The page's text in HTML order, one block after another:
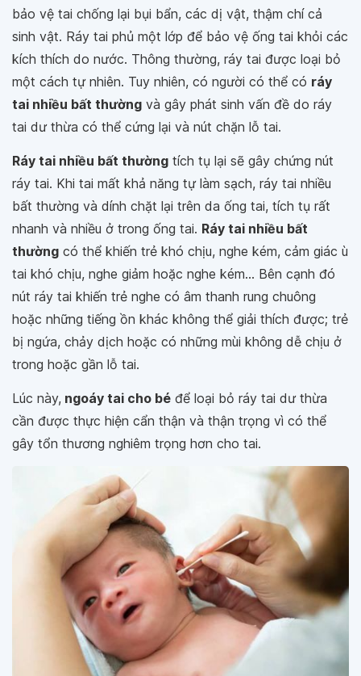
bảo vệ tai chống lại bụi bẩn, các dị vật, thậm chí cả
sinh vật. Ráy tai phủ một lớp để bảo vệ ống tai khỏi các
kích thích do nước. Thông thường, ráy tai được loại bỏ
một cách tự nhiên. Tuy nhiên, có người có thể có ráy
tai nhiều bất thường và gây phát sinh vấn đề do ráy
tai dư thừa có thể cứng lại và nút chặn lỗ tai.
Ráy tai nhiều bất thường tích tụ lại sẽ gây chứng nút
ráy tai. Khi tai mất khả năng tự làm sạch, ráy tai nhiều
bất thường và dính chặt lại trên da ống tai, tích tụ rất
nhanh và nhiều ở trong ống tai. Ráy tai nhiều bất
thường có thể khiến trẻ khó chịu, nghe kém, cảm giác ù
tai khó chịu, nghe giảm hoặc nghe kém... Bên cạnh đó
nút ráy tai khiến trẻ nghe có âm thanh rung chuông
hoặc những tiếng ồn khác không thể giải thích được; trẻ
bị ngứa, chảy dịch hoặc có những mùi không dễ chịu ở
trong hoặc gần lỗ tai.
Lúc này, ngoáy tai cho bé để loại bỏ ráy tai dư thừa
cần được thực hiện cẩn thận và thận trọng vì có thể
gây tổn thương nghiêm trọng hơn cho tai.